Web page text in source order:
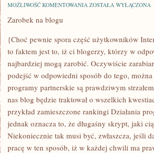
MOŻLIWOŚĆ KOMENTOWANIA ZAROBEK
ZOSTAŁA WYŁĄCZONA
Zarobek na blogu
{Choć pewnie spora część użytkowników
to faktem jest to, iż ci blogerzy, którzy w
najbardziej mogą zarobić. Oczywiście
podejść w odpowiedni sposób do tego,
programy partnerskie są prawdziwym
nas blog będzie traktował o wszelkich
przykład zamieszczone rankingi Działania
jednak oznacza to, że długaśny skrypt, jaki
Niekoniecznie tak musi być, zwłaszcza, jeśli
pracę w ten sposób, iż w każdej chwili ma